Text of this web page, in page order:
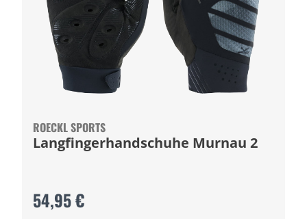
ROECKL SPORTS
Langfingerhandschuhe Murnau 2
54,95 €